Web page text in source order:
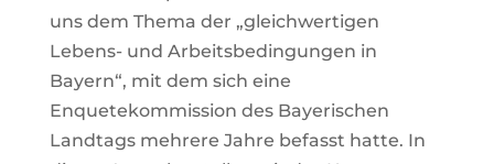
uns dem Thema der „gleichwertigen
Lebens- und Arbeitsbedingungen in
Bayern“, mit dem sich eine
Enquetekommission des Bayerischen
Landtags mehrere Jahre befasst hatte. In